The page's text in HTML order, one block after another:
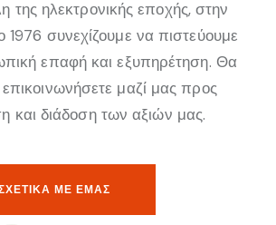
της ηλεκτρονικής εποχής, στην
συνεχίζουμε να πιστεύουμε
επαφή και εξυπηρέτηση. Θα
μαζί μας προς
και διάδοση των αξιών μας.
ΜΕ ΕΜΑΣ